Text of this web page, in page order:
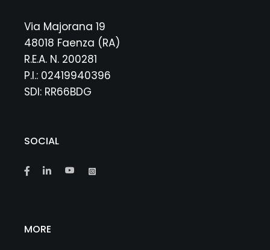
Via Majorana 19
48018 Faenza (RA)
R.E.A. N. 200281
P.I.: 02419940396
SDI: RR66BDG
SOCIAL
MORE